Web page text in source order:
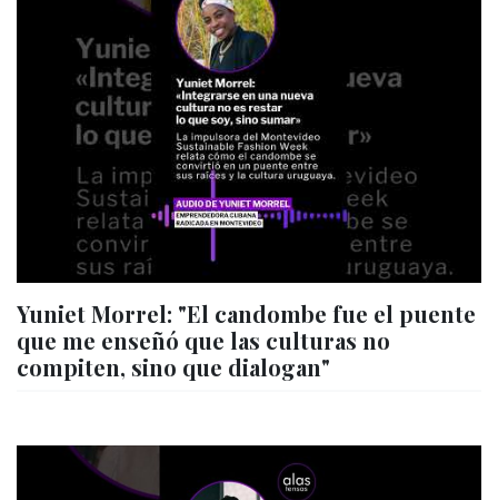
Yuniet Morrel: "El candombe fue el puente
que me enseñó que las culturas no
compiten, sino que dialogan"